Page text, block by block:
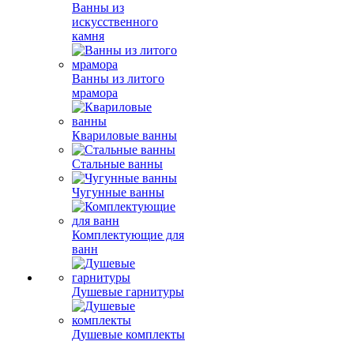
Ванны из
искусственного
камня
Ванны из литого
мрамора
Квариловые ванны
Стальные ванны
Чугунные ванны
Комплектующие для
ванн
Душевые гарнитуры
Душевые комплекты